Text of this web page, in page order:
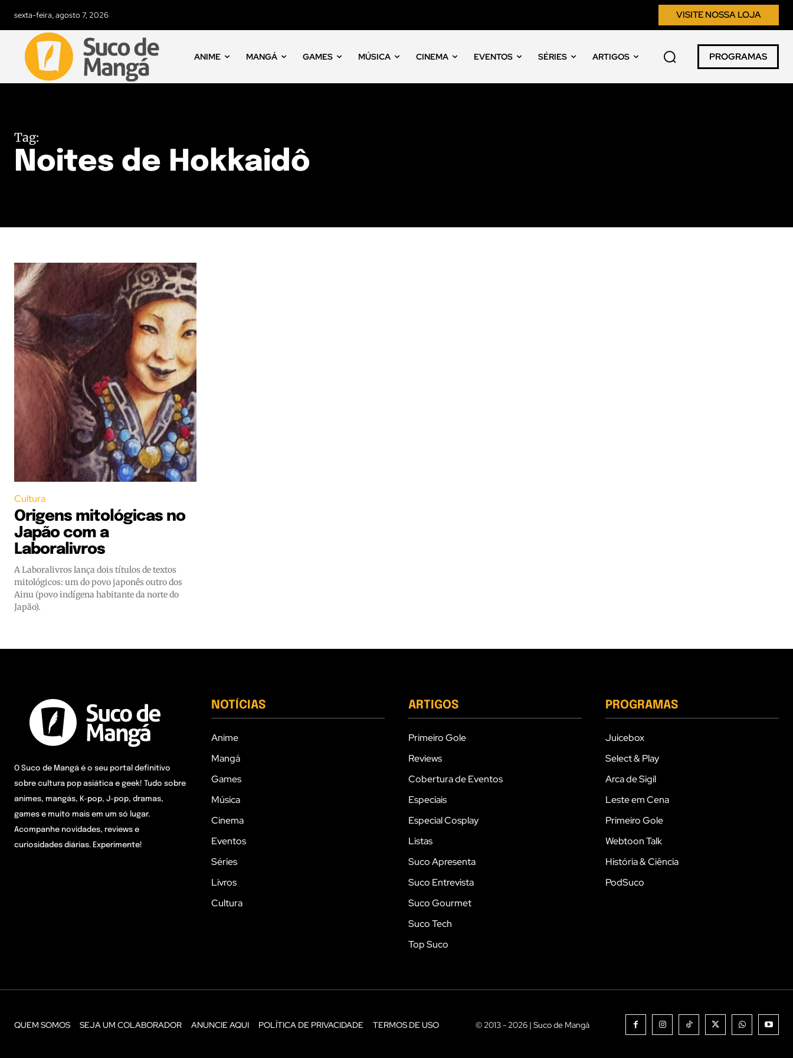
sexta-feira, agosto 7, 2026 VISITE NOSSA LOJA
ANIME MANGÁ GAMES MÚSICA CINEMA EVENTOS SÉRIES ARTIGOS PROGRAMAS
Tag:
Noites de Hokkaidô
Cultura
Origens mitológicas no
Japão com a
Laboralivros
A Laboralivros lança dois títulos de textos
mitológicos: um do povo japonês outro dos
Ainu (povo indígena habitante da norte do
Japão).
O Suco de Mangá é o seu portal definitivo
sobre cultura pop asiática e geek! Tudo sobre
animes, mangás, K-pop, J-pop, dramas,
games e muito mais em um só lugar.
Acompanhe novidades, reviews e
curiosidades diárias. Experimente!
NOTÍCIAS
Anime
Mangá
Games
Música
Cinema
Eventos
Séries
Livros
Cultura
ARTIGOS
Primeiro Gole
Reviews
Cobertura de Eventos
Especiais
Especial Cosplay
Listas
Suco Apresenta
Suco Entrevista
Suco Gourmet
Suco Tech
Top Suco
PROGRAMAS
Juicebox
Select & Play
Arca de Sigil
Leste em Cena
Primeiro Gole
Webtoon Talk
História & Ciência
PodSuco
QUEM SOMOS SEJA UM COLABORADOR ANUNCIE AQUI POLÍTICA DE PRIVACIDADE TERMOS DE USO © 2013 - 2026 | Suco de Mangá